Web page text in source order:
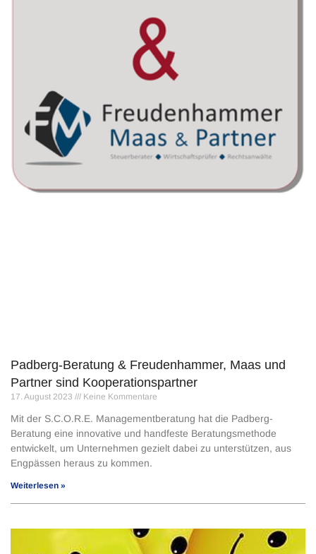
Padberg-Beratung & Freudenhammer, Maas und
Partner sind Kooperationspartner
17. August 2023 Keine Kommentare
Mit der S.C.O.R.E. Managementberatung hat die Padberg-
Beratung eine innovative und handfeste Beratungsmethode
entwickelt, um Unternehmen gezielt dabei zu unterstützen, aus
Engpässen heraus zu kommen.
Weiterlesen »